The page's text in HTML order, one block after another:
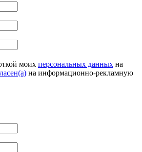
моих персональных данных на
на информационно-рекламную